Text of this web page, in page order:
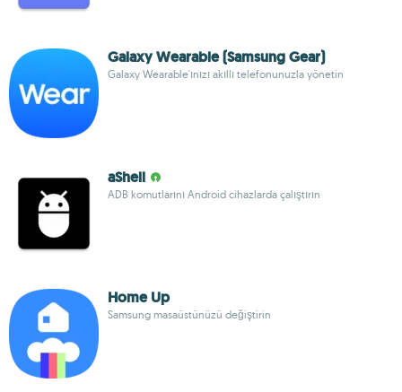
Galaxy Wearable (Samsung Gear)
Galaxy Wearable'ınızı akıllı telefonunuzla yönetin
aShell
ADB komutlarını Android cihazlarda çalıştırın
Home Up
Samsung masaüstünüzü değiştirin